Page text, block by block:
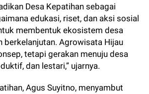
Desa Kepatihan sebagai
edukasi, riset, dan aksi sosial
membentuk ekosistem desa
berkelanjutan. Agrowisata Hijau
tetapi gerakan menuju desa
dan lestari,” ujarnya.
Agus Suyitno, menyambut